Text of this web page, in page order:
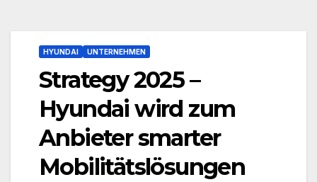
HYUNDAI UNTERNEHMEN
Strategy 2025 –
Hyundai wird zum
Anbieter smarter
Mobilitätslösungen